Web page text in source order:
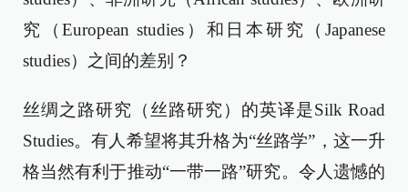
究（European studies）和日本研究（Japanese
studies）之间的差别？
丝绸之路研究（丝路研究）的英译是Silk Road
Studies。有人希望将其升格为“丝路学”，这一升
格当然有利于推动“一带一路”研究。令人遗憾的